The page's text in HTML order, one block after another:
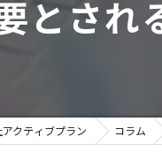
とされ
クティブプラン コラム